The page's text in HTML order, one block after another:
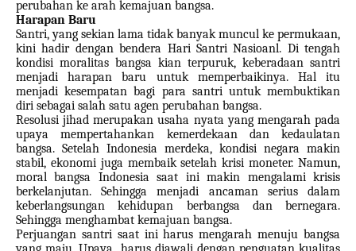
perubahan ke arah kemajuan bangsa.
Harapan Baru
Santri, yang sekian lama tidak banyak muncul ke permukaan,
kini hadir dengan bendera Hari Santri Nasioanl. Di tengah
kondisi moralitas bangsa kian terpuruk, keberadaan santri
menjadi harapan baru untuk memperbaikinya. Hal itu
menjadi kesempatan bagi para santri untuk membuktikan
diri sebagai salah satu agen perubahan bangsa.
Resolusi jihad merupakan usaha nyata yang mengarah pada
upaya mempertahankan kemerdekaan dan kedaulatan
bangsa. Setelah Indonesia merdeka, kondisi negara makin
stabil, ekonomi juga membaik setelah krisi moneter. Namun,
moral bangsa Indonesia saat ini makin mengalami krisis
berkelanjutan. Sehingga menjadi ancaman serius dalam
keberlangsungan kehidupan berbangsa dan bernegara.
Sehingga menghambat kemajuan bangsa.
Perjuangan santri saat ini harus mengarah menuju bangsa